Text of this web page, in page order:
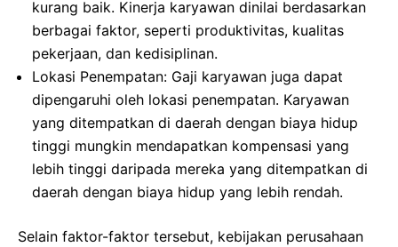
kurang baik. Kinerja karyawan dinilai berdasarkan
berbagai faktor, seperti produktivitas, kualitas
pekerjaan, dan kedisiplinan.
Lokasi Penempatan: Gaji karyawan juga dapat
dipengaruhi oleh lokasi penempatan. Karyawan
yang ditempatkan di daerah dengan biaya hidup
tinggi mungkin mendapatkan kompensasi yang
lebih tinggi daripada mereka yang ditempatkan di
daerah dengan biaya hidup yang lebih rendah.
Selain faktor-faktor tersebut, kebijakan perusahaan